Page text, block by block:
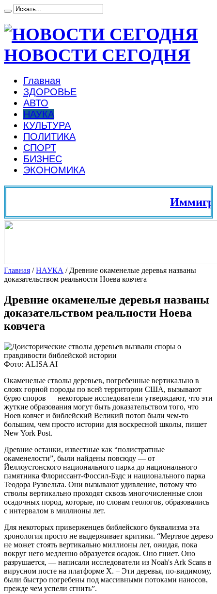
НОВОСТИ СЕГОДНЯ
Главная
ЗДОРОВЬЕ
АВТО
НАУКА
КУЛЬТУРА
ПОЛИТИКА
СПОРТ
БИЗНЕС
ЭКОНОМИКА
Главная /НАУКА / Древние окаменелые деревья названы
доказательством реальности Ноева ковчега
Древние окаменелые деревья названы
доказательством реальности Ноева
ковчега
Фото: ALISA AI
Окаменелые стволы деревьев, погребенные вертикально в
слоях горной породы по всей территории США, вызывают
бурю споров — некоторые исследователи утверждают, что эти
жуткие образования могут быть доказательством того, что
Ноев ковчег и библейский Великий потоп были чем-то
большим, чем просто истории для воскресной школы, пишет
New York Post.
Древние останки, известные как “полистратные
окаменелости”, были найдены повсюду — от
Йеллоустонского национального парка до национального
памятника Флориссант-Фоссил-Бэдс и национального парка
Теодора Рузвельта. Они вызывают удивление, потому что
стволы вертикально проходят сквозь многочисленные слои
осадочных пород, которые, по словам геологов, образовались
с интервалом в миллионы лет.
Для некоторых приверженцев библейского буквализма эта
хронология просто не выдерживает критики. “Мертвое дерево
не может стоять вертикально миллионы лет, ожидая, пока
вокруг него медленно образуется осадок. Оно гниет. Оно
разрушается, — написали исследователи из Noah's Ark Scans в
вирусном посте на платформе X. – Эти деревья, по-видимому,
были быстро погребены под массивными потоками наносов,
прежде чем успели сгнить”.